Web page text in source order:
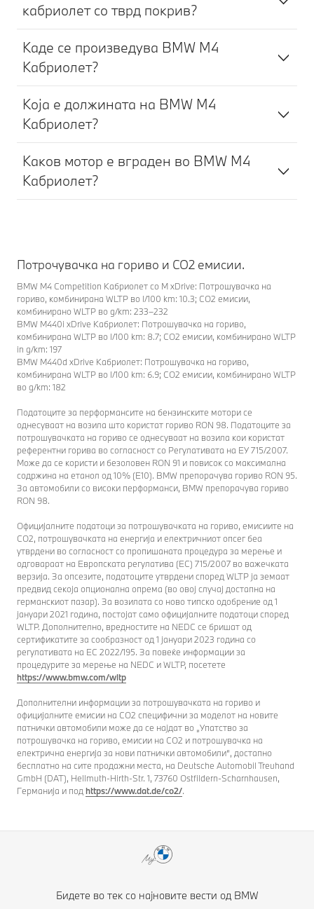
кабриолет со тврд покрив?
Каде се произведува BMW M4
Кабриолет?
Која е должината на BMW M4
Кабриолет?
Каков мотор е вграден во BMW M4
Кабриолет?
Потрочувачка на гориво и CO2 емисии.
BMW M4 Competition Кабриолет со M xDrive: Потрошувачка на
гориво, комбинирана WLTP во l/100 km: 10.3; CO2 емисии,
комбинирано WLTP во g/km: 233–232
BMW M440i xDrive Кабриолет: Потрошувачка на гориво,
комбинирана WLTP во l/100 km: 8.7; CO2 емисии, комбинирано WLTP
in g/km: 197
BMW M440d xDrive Кабриолет: Потрошувачка на гориво,
комбинирана WLTP во l/100 km: 6.9; CO2 емисии, комбинирано WLTP
во g/km: 182
Податоците за перформансите на бензинските мотори се
однесуваат на возила што користат гориво RON 98. Податоците за
потрошувачката на гориво се однесуваат на возила кои користат
референтни горива во согласност со Регулативата на ЕУ 715/2007.
Може да се користи и безоловен RON 91 и повисок со максимална
содржина на етанол од 10% (E10). BMW препорачува гориво RON 95.
За автомобили со високи перформанси, BMW препорачува гориво
RON 98.
Официјалните податоци за потрошувачката на гориво, емисиите на
CO2, потрошувачката на енергија и електричниот опсег беа
утврдени во согласност со пропишаната процедура за мерење и
одговараат на Европската регулатива (EC) 715/2007 во важечката
верзија. За опсезите, податоците утврдени според WLTP ја земаат
предвид секоја опционална опрема (во овој случај достапна на
германскиот пазар). За возилата со ново типско одобрение од 1
јануари 2021 година, постојат само официјалните податоци според
WLTP. Дополнително, вредностите на NEDC се бришат од
сертификатите за сообразност од 1 јануари 2023 година со
регулативата на ЕС 2022/195. За повеќе информации за
процедурите за мерење на NEDC и WLTP, посетете
https://www.bmw.com/wltp
Дополнителни информации за потрошувачката на гориво и
официјалните емисии на CO2 специфични за моделот на новите
патнички автомобили може да се најдат во „Упатство за
потрошувачка на гориво, емисии на CO2 и потрошувачка на
електрична енергија за нови патнички автомобили“, достапно
бесплатно на сите продажни места, на Deutsche Automobil Treuhand
GmbH (DAT), Hellmuth-Hirth-Str. 1, 73760 Ostfildern-Scharnhausen,
Германија и под https://www.dat.de/co2/.
Бидете во тек со најновите вести од BMW